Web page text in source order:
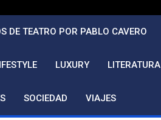
DE TEATRO POR PABLO CAVERO
LUXURY LITERATURA
SOCIEDAD VIAJES